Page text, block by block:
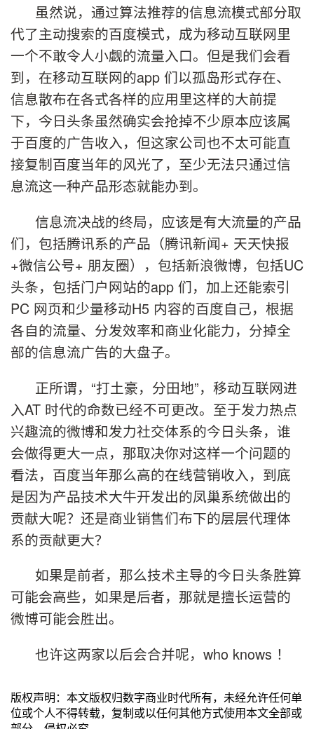
虽然说，通过算法推荐的信息流模式部分取
代了主动搜索的百度模式，成为移动互联网里
一个不敢令人小觑的流量入口。但是我们会看
到，在移动互联网的app 们以孤岛形式存在、
信息散布在各式各样的应用里这样的大前提
下，今日头条虽然确实会抢掉不少原本应该属
于百度的广告收入，但这家公司也不太可能直
接复制百度当年的风光了，至少无法只通过信
息流这一种产品形态就能办到。
信息流决战的终局，应该是有大流量的产品
们，包括腾讯系的产品（腾讯新闻+ 天天快报
+微信公号+ 朋友圈），包括新浪微博，包括UC
头条，包括门户网站的app 们，加上还能索引
PC 网页和少量移动H5 内容的百度自己，根据
各自的流量、分发效率和商业化能力，分掉全
部的信息流广告的大盘子。
正所谓，“打土豪，分田地”，移动互联网进
入AT 时代的命数已经不可更改。至于发力热点
兴趣流的微博和发力社交体系的今日头条，谁
会做得更大一点，那取决你对这样一个问题的
看法，百度当年那么高的在线营销收入，到底
是因为产品技术大牛开发出的凤巢系统做出的
贡献大呢？还是商业销售们布下的层层代理体
系的贡献更大？
如果是前者，那么技术主导的今日头条胜算
可能会高些，如果是后者，那就是擅长运营的
微博可能会胜出。
也许这两家以后会合并呢，who knows ！
版权声明：本文版权归数字商业时代所有，未经允许任何单
位或个人不得转载，复制或以任何其他方式使用本文全部或